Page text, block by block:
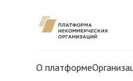
О платформе